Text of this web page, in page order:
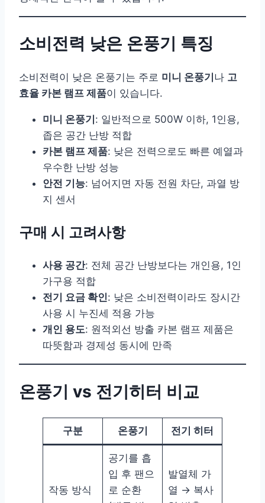
소비전력 낮은 온풍기 특징
소비전력이 낮은 온풍기는 주로 미니 온풍기 나 고
효율 카본 램프 제품이 있습니다.
미니 온풍기 : 일반적으로 500W 이하, 1인용,
좁은 공간 난방 적합
카본 램프 제품: 낮은 전력으로도 빠른 예열과
우수한 난방 성능
안전 기능: 넘어지면 자동 전원 차단, 과열 방
지 센서
구매 시 고려사항
사용 공간: 전체 공간 난방보다는 개인용, 1인
가구용 적합
전기 요금 확인: 낮은 소비전력이라도 장시간
사용 시 누진세 적용 가능
개인 용도: 원적외선 방출 카본 램프 제품은
따뜻함과 경제성 동시에 만족
온풍기 vs 전기히터 비교
구분 온풍기 전기 히터
작동 방식
공기를 흡
입 후 팬으
로 순환
발열체 가
열 → 복사